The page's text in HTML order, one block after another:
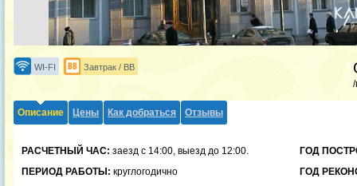
WI-FI Завтрак / BB
Описание Цены Как добраться Отзывы
РАСЧЕТНЫЙ ЧАС: заезд с 14:00, выезд до 12:00.
ГОД
ПЕРИОД РАБОТЫ: круглогодично ГОД